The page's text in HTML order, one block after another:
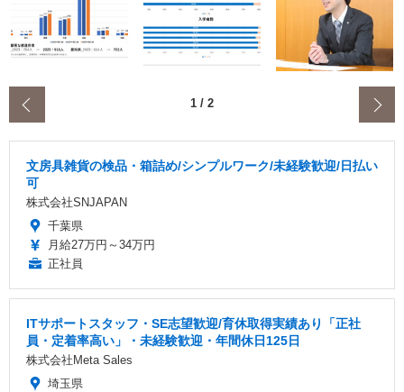
1 / 2
文房具雑貨の検品・箱詰め/シンプルワーク/未経験歓迎/日払い
可
株式会社SNJAPAN
千葉県
月給27万円～34万円
正社員
ITサポートスタッフ・SE志望歓迎/育休取得実績あり「正社
員・定着率高い」・未経験歓迎・年間休日125日
株式会社Meta Sales
埼玉県